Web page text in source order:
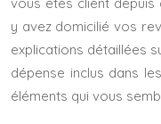
y avez domicilié vos
explications détaillées
dépense inclus dans
éléments qui vous